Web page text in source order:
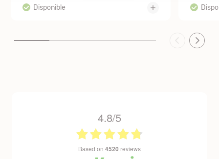
4.8/5
based on 4520 reviews